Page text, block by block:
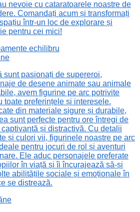
nevoie cu cataratoarele noastre de
Comandați acum și transformați
într-un loc de explorare și
pentru cei mici!
echilibru
sunt pasionați de supereroi,
de desene animate sau animale
avem figurine pe arc potrivite
toate preferințele și interesele.
din materiale sigure și durabile,
sunt perfecte pentru ore întregi de
și distractivă. Cu detalii
și culori vii, figurinele noastre pe arc
pentru jocuri de rol și aventuri
Ele aduc personajele preferate
în viață și îi încurajează să-și
abilitățile sociale și emoționale în
se distrează.